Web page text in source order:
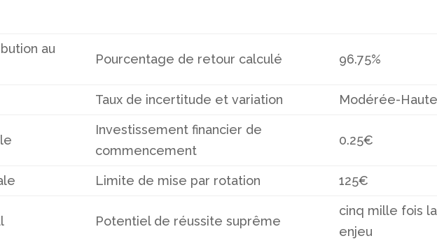
au
Pourcentage de retour calculé 96.75%
Taux de incertitude et variation Modérée-
Investissement financier de
commencement
0.25€
Limite de mise par rotation 125€
Potentiel de réussite suprême
cinq mille fois la
enjeu